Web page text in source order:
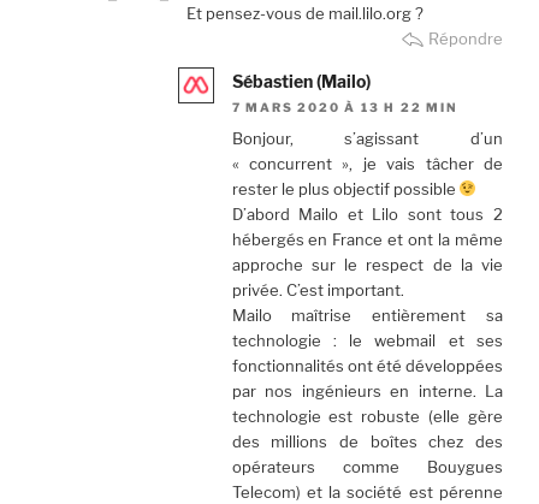
Et pensez-vous de mail.lilo.org ?
Répondre
Sébastien (Mailo)
7 MARS 2020 À 13 H 22 MIN
Bonjour, s’agissant d’un
« concurrent », je vais tâcher de
rester le plus objectif possible
D’abord Mailo et Lilo sont tous 2
hébergés en France et ont la même
approche sur le respect de la vie
privée. C’est important.
Mailo maîtrise entièrement sa
technologie : le webmail et ses
fonctionnalités ont été développées
par nos ingénieurs en interne. La
technologie est robuste (elle gère
des millions de boîtes chez des
opérateurs comme Bouygues
Telecom) et la société est pérenne